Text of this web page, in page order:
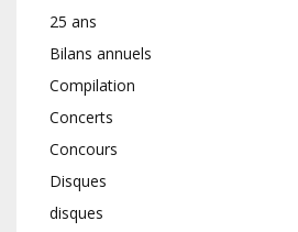
25 ans
Bilans annuels
Compilation
Concerts
Concours
Disques
disques